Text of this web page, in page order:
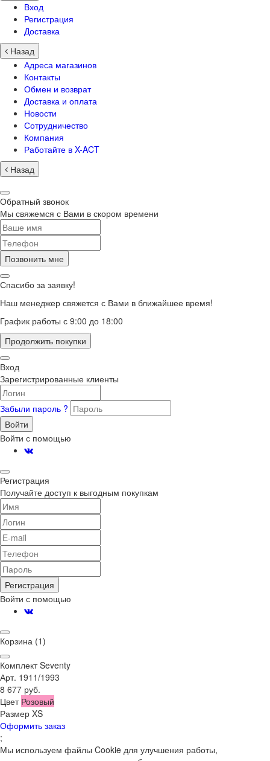
Вход
Регистрация
Доставка
Назад
Адреса магазинов
Контакты
Обмен и возврат
Доставка и оплата
Новости
Сотрудничество
Компания
Работайте в X-ACT
Назад
Обратный звонок
Мы свяжемся с Вами в скором времени
Позвонить мне
Спасибо за заявку!
Наш менеджер свяжется с Вами в ближайшее время!
График работы с 9:00 до 18:00
Продолжить покупки
Вход
Зарегистрированные клиенты
Забыли пароль ?
Войти
Войти с помощью
Регистрация
Получайте доступ к выгодным покупкам
Регистрация
Войти с помощью
Корзина (1)
Комплект Seventy
Арт. 1911/1993
8 677 руб.
Цвет Розовый
Размер XS
Оформить заказ
;
Мы используем файлы Cookie для улучшения работы,